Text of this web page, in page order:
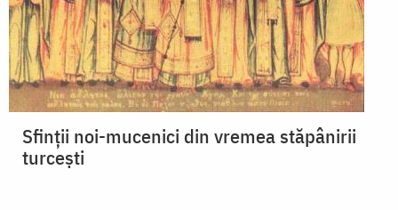
Sfinţii noi-mucenici din vremea stăpânirii
turceşti